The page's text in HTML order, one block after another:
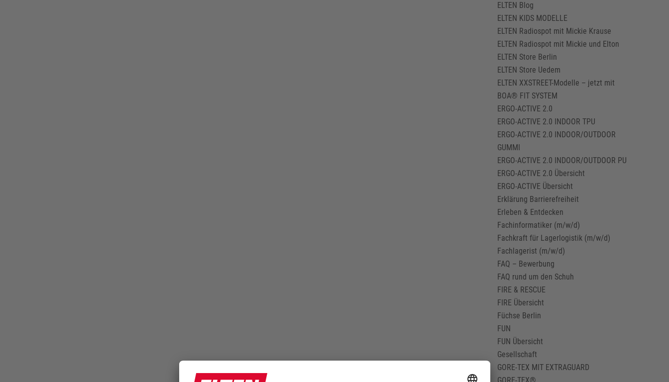
ELTEN Blog
ELTEN KIDS MODELLE
ELTEN Radiospot mit Mickie Krause
ELTEN Radiospot mit Mickie und Elton
ELTEN Store Berlin
ELTEN Store Uedem
ELTEN XXSTREET-Modelle – jetzt mit
BOA® FIT SYSTEM
ERGO-ACTIVE 2.0
ERGO-ACTIVE 2.0 INDOOR TPU
ERGO-ACTIVE 2.0 INDOOR/OUTDOOR
GUMMI
ERGO-ACTIVE 2.0 INDOOR/OUTDOOR PU
ERGO-ACTIVE 2.0 Übersicht
ERGO-ACTIVE Übersicht
Erklärung Barrierefreiheit
Erleben & Entdecken
Fachinformatiker (m/w/d)
Fachkraft für Lagerlogistik (m/w/d)
Fachlagerist (m/w/d)
FAQ – Bewerbung
FAQ rund um den Schuh
FIRE & RESCUE
FIRE Übersicht
Füchse Berlin
FUN
FUN Übersicht
Gesellschaft
GORE-TEX MIT EXTRAGUARD